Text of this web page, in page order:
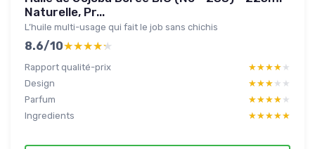
Naturelle, Pr...
L’huile multi-usage qui fait le job sans chichis
8.6/10★★★★★
★★★★★
Rapport qualité-prix ★★★★★
★★★★★
Design
★★★★★
★★★★★
Parfum
★★★★★
★★★★★
Ingredients
★★★★★
★★★★★